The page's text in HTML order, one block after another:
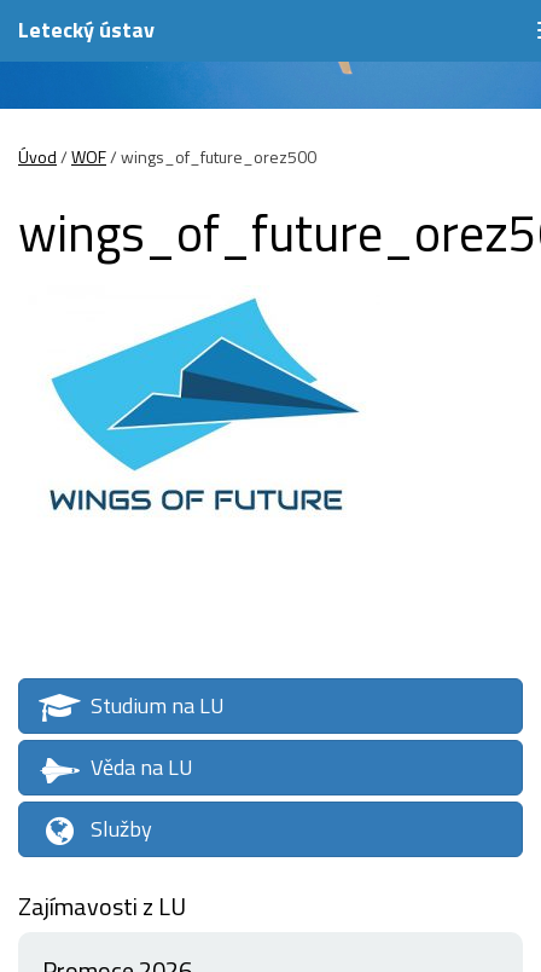
Letecký ústav
Úvod/WOF/wings_of_future_orez500
Studium na LU
Věda na LU
Služby
Zajímavosti z LU